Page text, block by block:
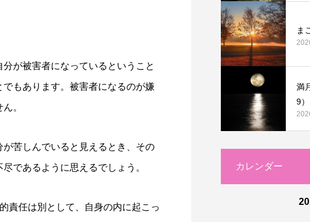
が被害者になっているということ
もあります。被害者になるのが嫌
。
苦しんでいると見えるとき、その
であるように思えるでしょう。
責任は別として、自身の内に起こっ
ま
満
9
カレンダー